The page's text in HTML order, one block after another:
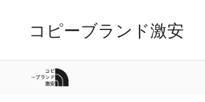
コピーブランド激安